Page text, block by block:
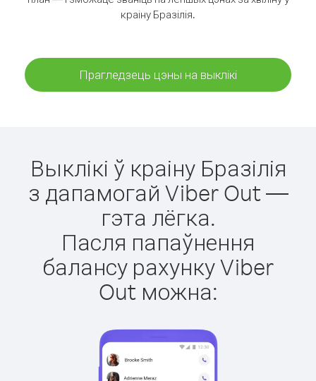
краіну Бразілія.
Прагледзець цэны на выклікі
Выклікі ў краіну Бразілія
з дапамогай Viber Out —
гэта лёгка.
Пасля папаўнення
балансу рахунку Viber
Out можна: